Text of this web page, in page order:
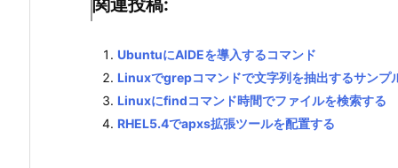
UbuntuにAIDEを導入するコマンド
Linuxでgrepコマンドで文字列を抽出するサンプ
Linuxにfindコマンド時間でファイルを検索する
RHEL5.4でapxs拡張ツールを配置する